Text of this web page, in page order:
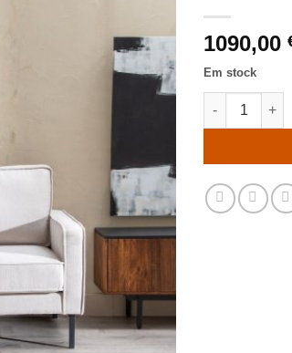
1090,00
Em stock
Quantidade